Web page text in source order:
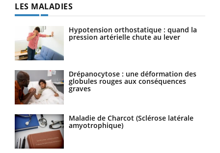
LES MALADIES
Hypotension orthostatique : quand la
pression artérielle chute au lever
Drépanocytose : une déformation des
globules rouges aux conséquences
graves
Maladie de Charcot (Sclérose latérale
amyotrophique)